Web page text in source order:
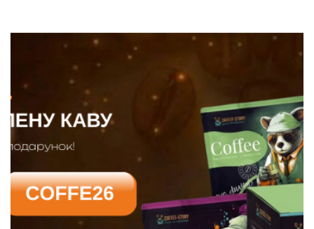
Кофе фермерский
Кофе свежей обжарки
Кофе в зернах 1000 грамм
Зеленый чай
Черный чай
О компании
Замена и возврат товара
Сотрудничество